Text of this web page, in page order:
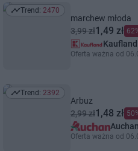
Trend: 2470
Trend: 2470
marchew młoda
3,99 zł1,49 zł
Kaufland
Oferta ważna od
Trend: 2392
Trend: 2392
Arbuz
2,99 zł1,48 zł
Auchan
Oferta ważna od